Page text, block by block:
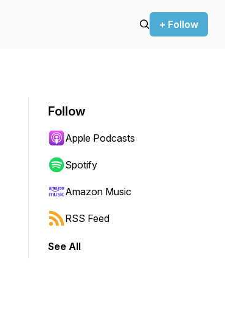
+ Follow
to jump forward or backward.
Follow
Apple Podcasts
Spotify
Amazon Music
RSS Feed
See All